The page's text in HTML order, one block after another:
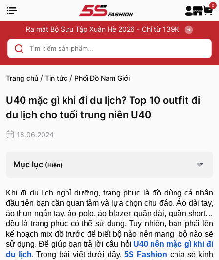
0
Ra mắt Bộ Sưu Tập Xuân Hè 2026 - Chỉ từ 139K
Trang chủ / Tin tức / Phối Đồ Nam Giới
U40 mặc gì khi đi du lịch? Top 10 outfit đi
du lịch cho tuổi trung niên U40
18.06.2024
Mục lục (Hiện)
Khi đi du lịch nghỉ dưỡng, trang phục là đồ dùng cá nhân
đầu tiên bạn cần quan tâm và lựa chọn chu đáo. Áo dài tay,
áo thun ngắn tay, áo polo, áo blazer, quần dài, quần short…
đều là trang phục có thể sử dụng. Tuy nhiên, bạn phải lên
kế hoạch mix đồ trước để biết bộ nào nên mang, bộ nào sẽ
sử dụng. Để giúp bạn trả lời câu hỏi U40 nên mặc gì khi đi
du lịch, Trong bài viết dưới đây,5S Fashion chia sẻ kinh